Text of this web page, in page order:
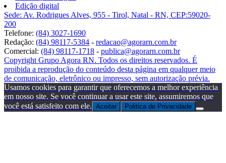
Edição digital
Sede: Av. Rodrigues Alves, 955 - Tirol, Natal - RN, CEP:59020-
200
Telefone: (84) 3027-1690
Redação: (84) 98117-5384 - redacao@agorarn.com.br
Comercial: (84) 98117-1718 - publica@agorarn.com.br
Copyright Grupo Agora RN. Todos os direitos reservados. É
proibida a reprodução do conteúdo desta página em qualquer meio
de comunicação, eletrônico ou impresso, sem autorização prévia.
Usamos cookies para garantir que oferecemos a melhor experiência
em nosso site. Se você continuar a usar este site, assumiremos que
você está satisfeito com ele. Aceitar Politica de Privacidade